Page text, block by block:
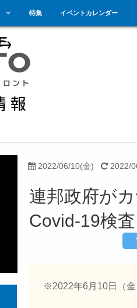
特集 イベントカレンダー
2022/06/10(金) 2022/
連邦政府が
Covid-19検
※2022年6月10日（